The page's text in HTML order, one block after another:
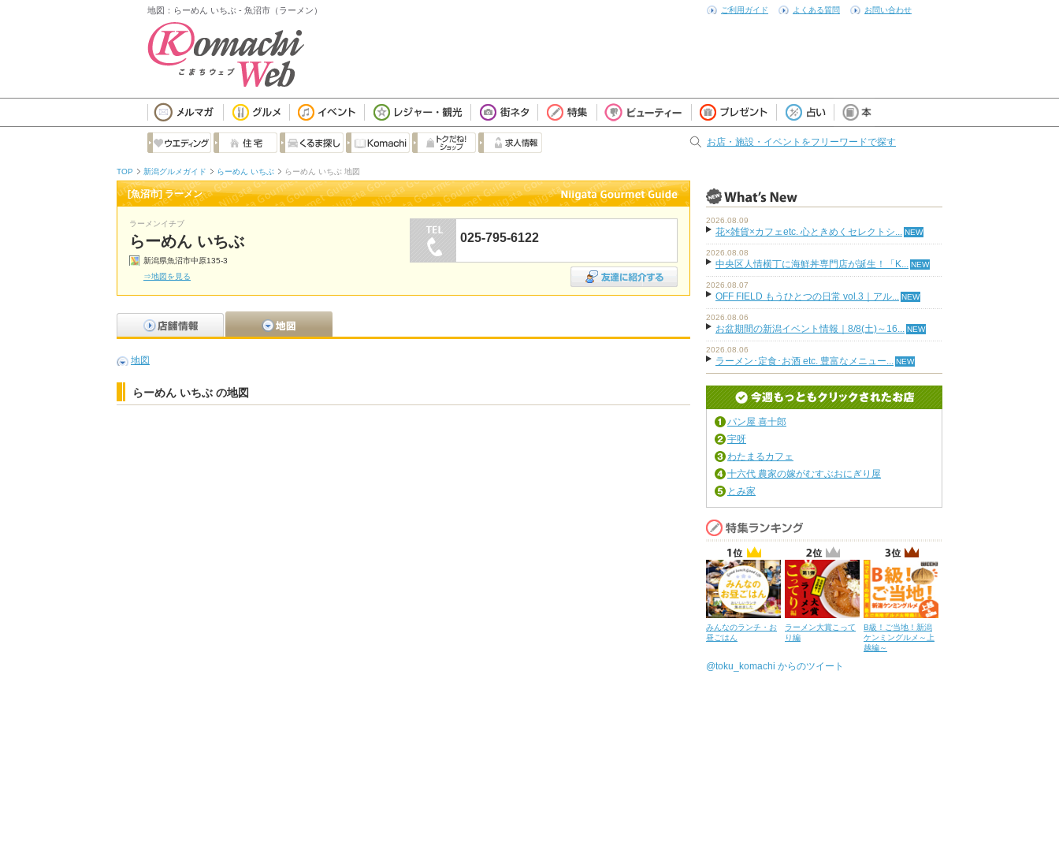
地図：らーめん いちぶ - 魚沼市（ラーメン） ご利用ガイド よくある質問 お問い合わせ
お店・施設・イベントをフリーワードで探す
TOP 新潟グルメガイド らーめん いちぶ らーめん いちぶ 地図
[魚沼市] ラーメン
ラーメンイチブ
らーめん いちぶ
新潟県魚沼市中原135-3
⇒地図を見る
025-795-6122
地図
らーめん いちぶ の地図
2026.08.09
花×雑貨×カフェetc. 心ときめくセレクトシ...
2026.08.08
中央区人情横丁に海鮮丼専門店が誕生！「K...
2026.08.07
OFF FIELD もうひとつの日常 vol.3｜アル...
2026.08.06
お盆期間の新潟イベント情報｜8/8(土)～16...
2026.08.06
ラーメン･定食･お酒 etc. 豊富なメニュー...
パン屋 喜十郎
宇呀
わたまるカフェ
十六代 農家の嫁がむすぶおにぎり屋
とみ家
みんなのランチ・お
昼ごはん
ラーメン大賞こって
り編
B級！ご当地！新潟
ケンミングルメ～上
越編～
@toku_komachi からのツイート